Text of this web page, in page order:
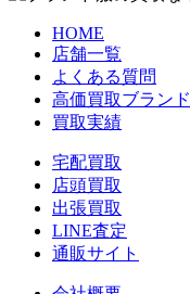
HOME
店舗一覧
よくある質問
高価買取ブランド
買取実績
宅配買取
店頭買取
出張買取
LINE査定
通販サイト